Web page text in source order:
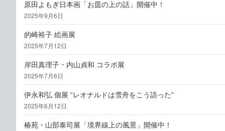
原田よもぎ日本画「お皿の上の話」開催中！
2025年9月6日
的崎裕子 絵画展
2025年7月12日
岸田真理子・内山貞和 コラボ展
2025年7月6日
伊永和弘 個展 “レオナルドは雪舟をこう語った”
2025年6月12日
椿苑・山部泰司展「境界線上の風景」開催中！